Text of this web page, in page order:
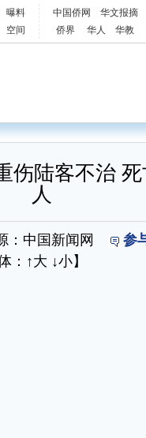
曝料
空间
中国侨网
华文报摘
侨界
华人 华教
伤陆客不治
人
：中国新闻网
参
： ↑大 ↓小】